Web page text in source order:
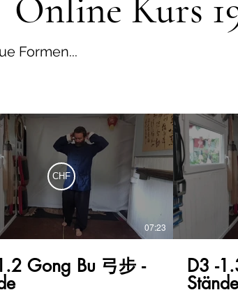
Formen...
CHF
07:23
Gong Bu 弓步 - D3 -
Stände